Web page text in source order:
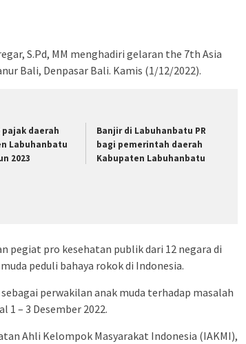
S.Pd, MM menghadiri gelaran the 7th Asia
Bali, Denpasar Bali. Kamis (1/12/2022).
daerah
Labuhanbatu
2023
Banjir di Labuhanbatu PR
bagi pemerintah daerah
Kabupaten Labuhanbatu
pegiat pro kesehatan publik dari 12 negara di
peduli bahaya rokok di Indonesia.
perwakilan anak muda terhadap masalah
– 3 Desember 2022.
Ahli Kelompok Masyarakat Indonesia (IAKMI),